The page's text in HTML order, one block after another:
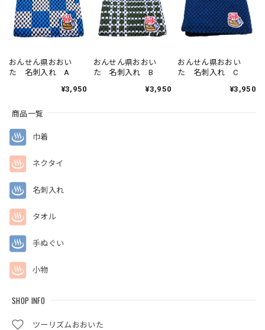
商品一覧
巾着
ネクタイ
名刺入れ
タオル
手ぬぐい
小物
SHOP INFO
ツーリズムおおいた
おんせん県おおい
た 名刺入れ A
¥3,950
おんせん県おおい
た 名刺入れ B
¥3,950
おんせん県おおい
た 名刺入れ C
¥3,950